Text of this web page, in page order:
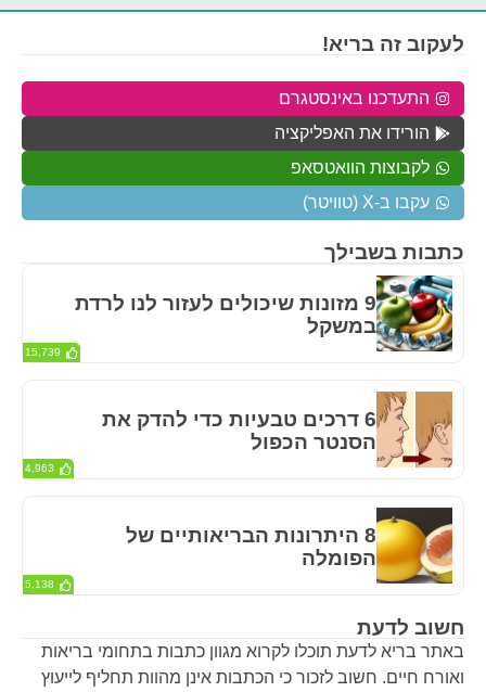
חשוב לדעת
באתר בריא לדעת תוכלו לקרוא מגוון כתבות בתחומי בריאות
ואורח חיים. חשוב לזכור כי הכתבות אינן מהוות תחליף לייעוץ
כתבות בשבילך
9 מזונות שיכולים לעזור לנו לרדת
במשקל
15,739
6 דרכים טבעיות כדי להדק את
הסנטר הכפול
4,963
8 היתרונות הבריאותיים של
הפומלה
5,138
לעקוב זה בריא!
התעדכנו באינסטגרם
הורידו את האפליקציה
לקבוצות הוואטסאפ
עקבו ב-X (טוויטר)